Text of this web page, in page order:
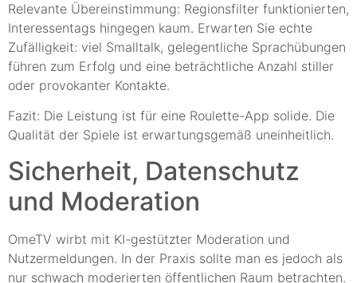
Relevante Übereinstimmung: Regionsfilter funktionierten,
Interessentags hingegen kaum. Erwarten Sie echte
Zufälligkeit: viel Smalltalk, gelegentliche Sprachübungen
führen zum Erfolg und eine beträchtliche Anzahl stiller
oder provokanter Kontakte.
Fazit: Die Leistung ist für eine Roulette-App solide. Die
Qualität der Spiele ist erwartungsgemäß uneinheitlich.
Sicherheit, Datenschutz
und Moderation
OmeTV wirbt mit KI-gestützter Moderation und
Nutzermeldungen. In der Praxis sollte man es jedoch als
nur schwach moderierten öffentlichen Raum betrachten.